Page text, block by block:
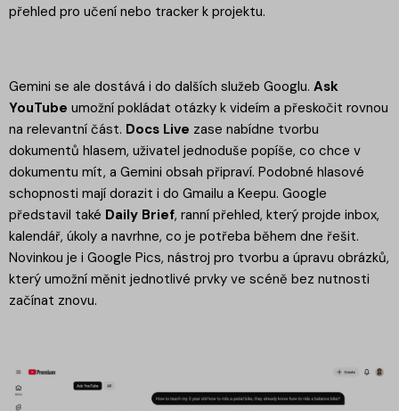
přehled pro učení nebo tracker k projektu.
Gemini se ale dostává i do dalších služeb Googlu. Ask
YouTube umožní pokládat otázky k videím a přeskočit rovnou
na relevantní část. Docs Live zase nabídne tvorbu
dokumentů hlasem, uživatel jednoduše popíše, co chce v
dokumentu mít, a Gemini obsah připraví. Podobné hlasové
schopnosti mají dorazit i do Gmailu a Keepu. Google
představil také Daily Brief, ranní přehled, který projde inbox,
kalendář, úkoly a navrhne, co je potřeba během dne řešit.
Novinkou je i Google Pics, nástroj pro tvorbu a úpravu obrázků,
který umožní měnit jednotlivé prvky ve scéně bez nutnosti
začínat znovu.